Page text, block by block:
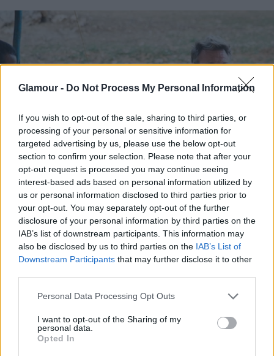
Glamour - Do Not Process My Personal Information
If you wish to opt-out of the sale, sharing to third parties, or
processing of your personal or sensitive information for
targeted advertising by us, please use the below opt-out
section to confirm your selection. Please note that after your
opt-out request is processed you may continue seeing
interest-based ads based on personal information utilized by
us or personal information disclosed to third parties prior to
your opt-out. You may separately opt-out of the further
disclosure of your personal information by third parties on the
IAB’s list of downstream participants. This information may
also be disclosed by us to third parties on the IAB’s List of
Downstream Participants that may further disclose it to other
Please note that this website/app uses one or more Google
not limited to your visit or usage behaviour. You may click to
grant or deny consent to Google and its third-party tags to
use your data for below specified purposes in below Google
Personal Data Processing Opt Outs
I want to opt-out of the Sharing of my
personal data.
Opted In